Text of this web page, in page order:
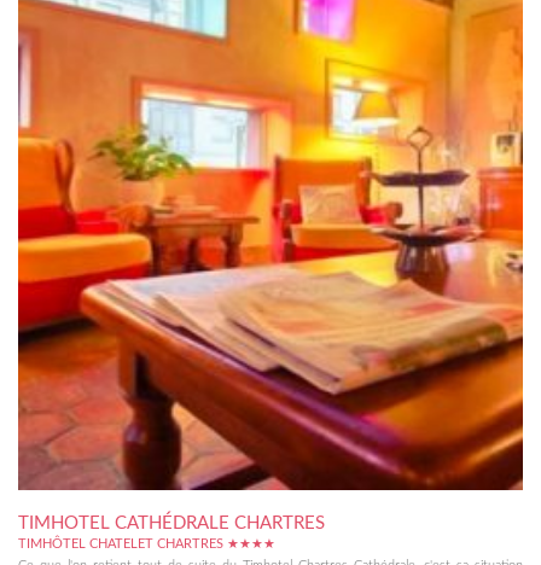
TIMHOTEL CATHÉDRALE CHARTRES
TIMHÔTEL CHATELET CHARTRES ★★★★